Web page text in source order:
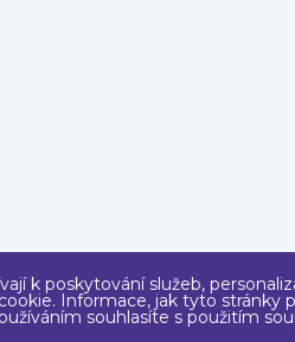
k poskytování služeb,
Informace, jak tyto stránky
souhlasíte s použitím